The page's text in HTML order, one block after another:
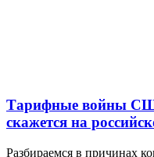
Тарифные войны
скажется на
Разбираемся в причинах